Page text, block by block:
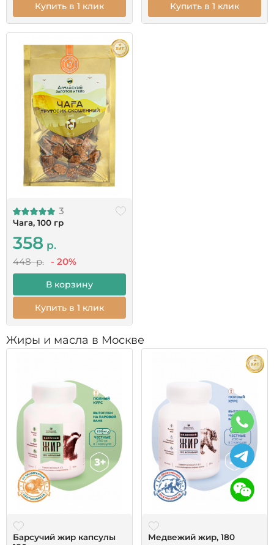
Купить в 1 клик Купить в 1 клик
3
Чага, 100 гр
358р.
448 р. - 20%
В корзину
Купить в 1 клик
Жиры и масла в Москве
Барсучий жир капсулы
Медвежий жир, 180